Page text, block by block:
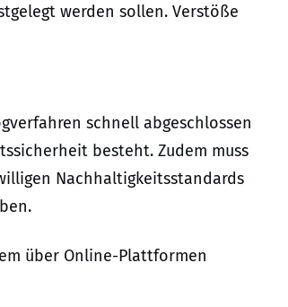
werden sollen. Verstöße
schnell abgeschlossen
besteht. Zudem muss
Nachhaltigkeitsstandards
über Online-Plattformen